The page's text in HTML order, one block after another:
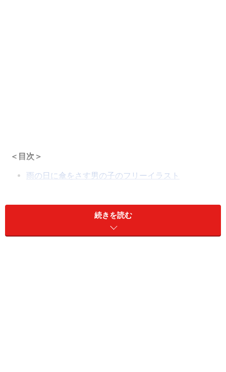
＜目次＞
雨の日に傘をさす男の子のフリーイラスト
カエルの帽子をつけたかわいい子どものフリーイラ
梅雨、雨の日の子どもたちのフリーイラスト
続きを読む